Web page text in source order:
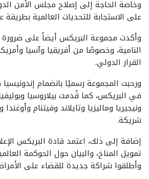
وخاصة الحاجة إلى إصلاح مجلس الأمن
على الاستجابة للتحديات العالمية بطريقة
وأكدت مجموعة البريكس أيضاً على ضرورة
النامية، وخصوصًا من أفريقيا وآسيا
القرار الدولي.
ورحبت المجموعة رسميًا بانضمام
في البريكس، كما قُدمت بيلاروسيا
ونيجيريا وماليزيا وتايلاند وفيتنام
شريكة.
إضافة إلى ذلك، اعتمد قادة البريكس
تمويل المناخ، والبيان حول الحوكمة
وأطلقوا شراكة جديدة للقضاء على